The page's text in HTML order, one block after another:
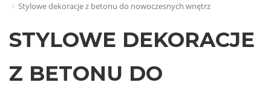
Stylowe dekoracje z betonu do nowoczesnych wnętrz
STYLOWE DEKORACJE
Z BETONU DO